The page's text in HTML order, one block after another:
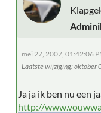
mei 27, 2007, 01:42:06
Laatste wijziging: oktober
Ja ja ik ben nu een
http://